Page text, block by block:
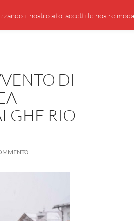
DI GIUSEPPE BORSOI
DI
RIO
il nostro sito, accetti le nostre